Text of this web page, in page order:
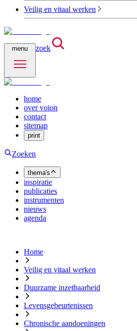
Veilig en vitaal werken
menu zoek
home
over voion
contact
sitemap
print
Zoeken
thema's
inspiratie
publicaties
instrumenten
nieuws
agenda
Home
Veilig en vitaal werken
Duurzame inzetbaarheid
Levensgebeurtenissen
Chronische aandoeningen